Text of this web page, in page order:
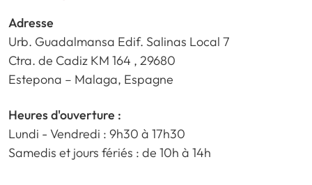
Adresse
Urb. Guadalmansa Edif. Salinas Local 7
Ctra. de Cadiz KM 164 , 29680
Estepona – Malaga, Espagne
Heures d'ouverture :
Lundi - Vendredi : 9h30 à 17h30
Samedis et jours fériés : de 10h à 14h